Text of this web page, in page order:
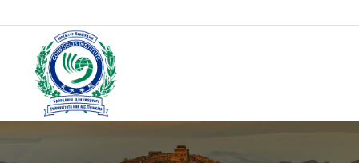
to
content